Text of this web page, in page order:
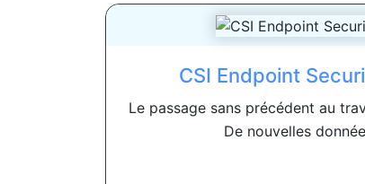
CSI Endpoint
Le passage sans précédent au
De nouvelles